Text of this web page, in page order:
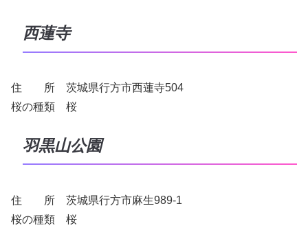
西蓮寺
住 所 茨城県行方市西蓮寺504
桜の種類 桜
羽黒山公園
住 所 茨城県行方市麻生989-1
桜の種類 桜